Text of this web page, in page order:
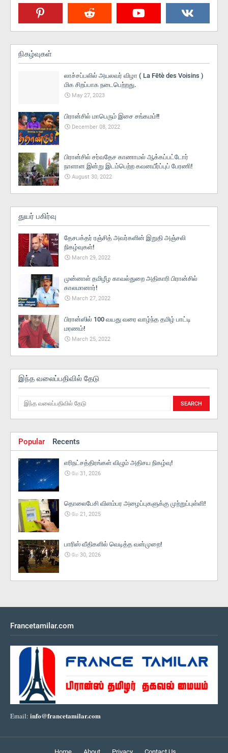
நிகழ்வுகள்
லாச்சப்பலில் அயலவர் விழா ( La Fētè des Voisins )
மிக சிறப்பாக நடைபெற்றது.
May 27, 2023
பிரான்சில் மாபெரும் இசை சங்கமம்!!
December 08, 2022
பிரான்சில் சர்வதேச காணாமல் ஆக்கப்பட்டோர்
நாளான இன்று இடம்பெற்ற கவனயீர்ப்புப் பேரணி!
August 30, 2022
துயர் பகிர்வு
தேசபக்தர் ரஞ்சித் அவர்களின் இறுதி அஞ்சலி
நிகழ்வுகள்!
March 29, 2022
முன்னாள் தமிழீழ காவல்துறை அதிகாரி பிரான்சில்
காலமானார்!
March 27, 2022
பிரான்ஸில் 100 வயது வரை வாழ்ந்த தமிழ் பாட்டி
மரணம்!
March 25, 2022
இந்த வலைப்பதிவில் தேடு
Popular Recents
எரிநட்சத்திரங்கள் விழும் அதிசய நிகழ்வு!
மே 31, 2026
தொலைபேசி விளம்பர அழைப்புகளுக்கு முற்றுப்புள்ளி!
மே 21, 2025
பாரிஸ் வீதிகளில் வெடித்த வன்முறை!
மே 30, 2026
Francetamilar.com
Email: info@francetamilar.com